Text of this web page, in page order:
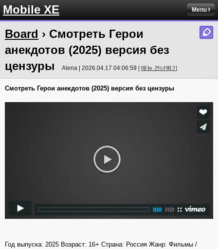
Mobile XE Menu
Board › Смотреть Герои
анекдотов (2025) версия без
цензуры
Alena | 2026.04.17 04:06:59 | 메뉴 건너뛰기
Смотреть Герои анекдотов (2025) версия без цензуры
Год выпуска: 2025 Возраст: 16+ Страна: Россия Жанр: Фильмы /